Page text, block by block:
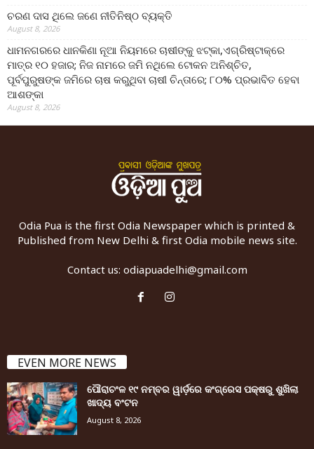
ଚରଣ ଦାସ ଥିଲେ ଜଣେ ନୀତିନିଷ୍ଠ ବ୍ୟକ୍ତି
August 8, 2026
ଧାମନଗରରେ ଧାନକିଣା ନୂଆ ନିୟମରେ ଚାଷୀଙ୍କୁ ଝଟ୍‌କା,ଏଗ୍ରିଷ୍ଟାକ୍‌ରେ
ମାତ୍ର ୧୦ ହଜାର; ନିଜ ନାମରେ ଜମି ନଥିଲେ ଟୋକନ ଅନିଶ୍ଚିତ,
ପୂର୍ବପୁରୁଷଙ୍କ ଜମିରେ ଚାଷ କରୁଥିବା ଚାଷୀ ଚିନ୍ତାରେ; ୮୦% ପ୍ରଭାବିତ ହେବା
ଆଶଙ୍କା
August 8, 2026
Odia Pua is the first Odia Newspaper which is printed &
Published from New Delhi & first Odia mobile news site.
Contact us: odiapuadelhi@gmail.com
EVEN MORE NEWS
ପୌରାଚଂଳ ୧୯ ନମ୍ବର ୱାର୍ଡ଼ରେ କଂଗ୍ରେସ ପକ୍ଷରୁ ଶୁଖିଲା
ଖାଦ୍ୟ ବଂଟନ
August 8, 2026